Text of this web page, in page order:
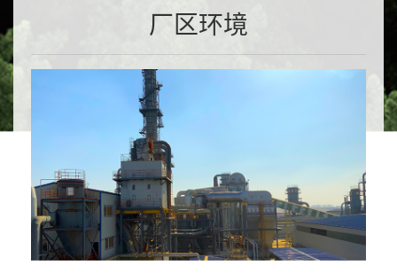
产品介绍
刨花板系列
授权查询 ＞
森世特精板授权（国产）
品牌授权
森世特甄选精板（进口）系列授权
联系我们
厂区环境